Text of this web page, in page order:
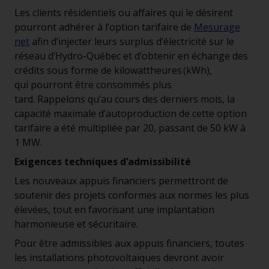
Les clients résidentiels ou affaires qui le désirent
pourront adhérer à l’option tarifaire de Mesurage
net afin d’injecter leurs surplus d’électricité sur le
réseau d’Hydro-Québec et d’obtenir en échange des
crédits sous forme de kilowattheures (kWh),
qui pourront être consommés plus
tard. Rappelons qu’au cours des derniers mois, la
capacité maximale d’autoproduction de cette option
tarifaire a été multipliée par 20, passant de 50 kW à
1 MW.
Exigences techniques d’admissibilité
Les nouveaux appuis financiers permettront de
soutenir des projets conformes aux normes les plus
élevées, tout en favorisant une implantation
harmonieuse et sécuritaire.
Pour être admissibles aux appuis financiers, toutes
les installations photovoltaïques devront avoir